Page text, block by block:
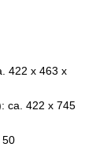
422 x 463 x
ca. 422 x 745
50